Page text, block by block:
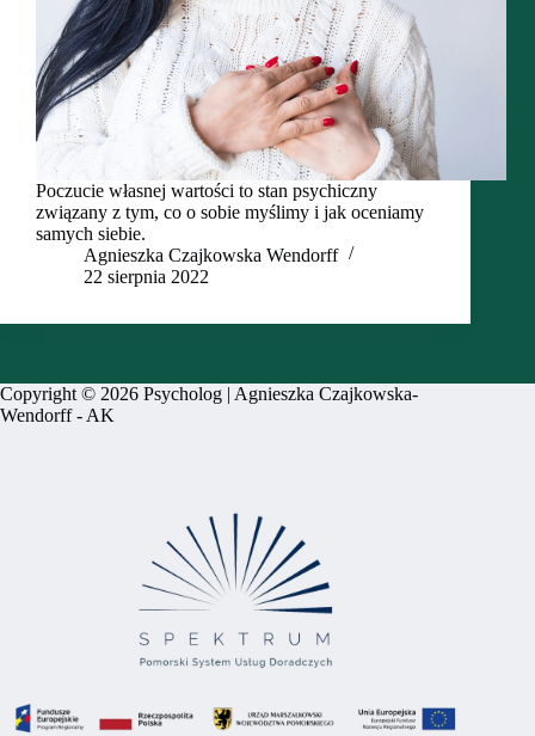
Poczucie własnej wartości to stan psychiczny
związany z tym, co o sobie myślimy i jak oceniamy
samych siebie.
Agnieszka Czajkowska Wendorff
22 sierpnia 2022
Copyright © 2026 Psycholog | Agnieszka Czajkowska-
Wendorff - AK